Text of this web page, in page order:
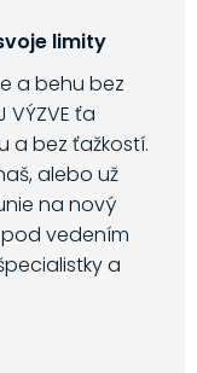
limity
a behu bez
VÝZVE ťa
a bez ťažkostí.
alebo už
na nový
pod vedením
a